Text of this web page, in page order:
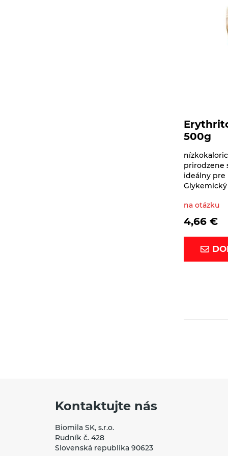
500g
prirodzene
ideálny pre
Glykemický
na otázku
4,66 €
Kontaktujte nás
Biomila SK, s.r.o.
Rudník č. 428
Slovenská republika 90623